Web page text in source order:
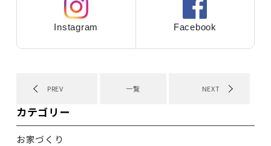
Instagram Facebook
PREV 一覧 NEXT
カテゴリー
お家づくり